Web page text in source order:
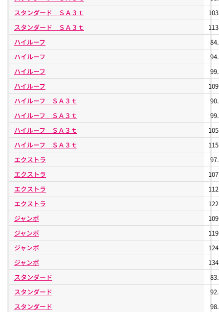
スタンダード ＳＡ３ｔ
スタンダード ＳＡ３ｔ
ハイルーフ
ハイルーフ
ハイルーフ
ハイルーフ
ハイルーフ ＳＡ３ｔ
ハイルーフ ＳＡ３ｔ
ハイルーフ ＳＡ３ｔ
ハイルーフ ＳＡ３ｔ
エクストラ
エクストラ
エクストラ
エクストラ
ジャンボ
ジャンボ
ジャンボ
ジャンボ
スタンダード
スタンダード
スタンダード